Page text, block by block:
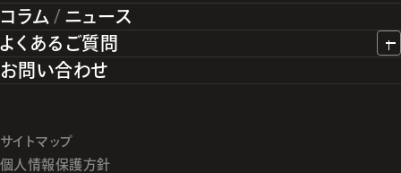
コラム / ニュース
よくあるご質問
お問い合わせ
サイトマップ
個人情報保護方針